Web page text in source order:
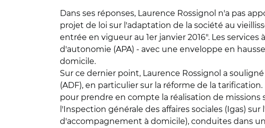
Dans ses réponses, Laurence Rossignol n'a pas
projet de loi sur l'adaptation de la société au
entrée en vigueur au 1er janvier 2016". Les
d'autonomie (APA) - avec une enveloppe en
domicile.
Sur ce dernier point, Laurence Rossignol a
(ADF), en particulier sur la réforme de la
pour prendre en compte la réalisation de
l'Inspection générale des affaires sociales (Igas)
d'accompagnement à domicile), conduites dans